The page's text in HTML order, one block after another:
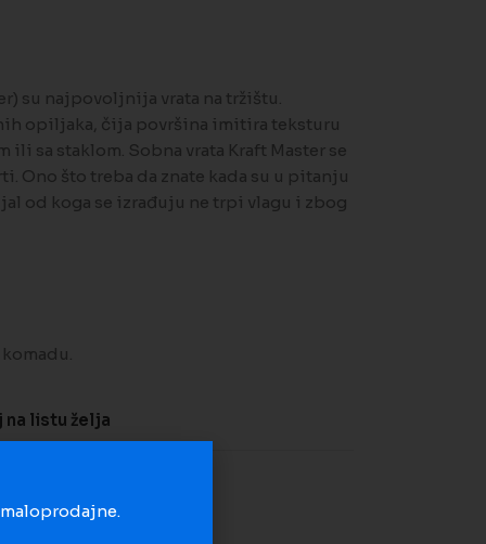
su najpovoljnija vrata na tržištu.
opiljaka, čija površina imitira teksturu
ili sa staklom. Sobna vrata Kraft Master se
Ono što treba da znate kada su u pitanju
od koga se izrađuju ne trpi vlagu i zbog
na listu želja